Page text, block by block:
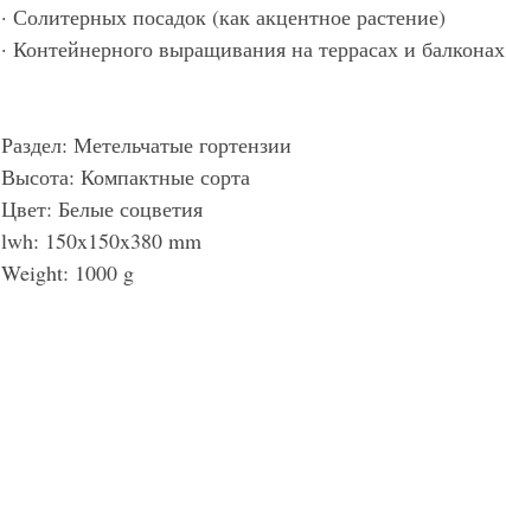
· Солитерных посадок (как акцентное растение)
· Контейнерного выращивания на террасах и балконах
Раздел: Метельчатые гортензии
Высота: Компактные сорта
Цвет: Белые соцветия
lwh: 150x150x380 mm
Weight: 1000 g